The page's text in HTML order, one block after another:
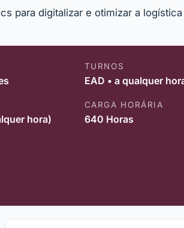
para digitalizar e otimizar a
TURNOS
EAD • a qualquer
hora)
CARGA HORÁRIA
640 Horas